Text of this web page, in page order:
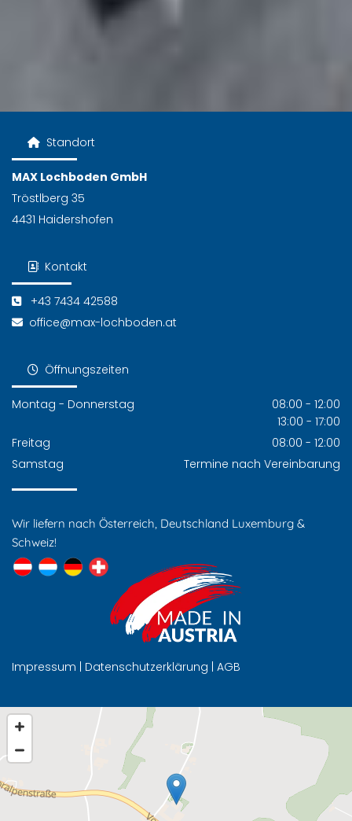
 Standort
MAX Lochboden GmbH
Tröstlberg 35
4431 Haidershofen
 Kontakt
 +43 7434 42588
 office@max-lochboden.at
 Öffnungszeiten
Montag - Donnerstag
08:00 - 12:00
13:00 - 17:00
Freitag
08:00 - 12:00
Samstag
Termine nach Vereinbarung
Wir liefern nach Österreich, Deutschland Luxemburg &
Schweiz!
Impressum Datenschutzerklärung AGB